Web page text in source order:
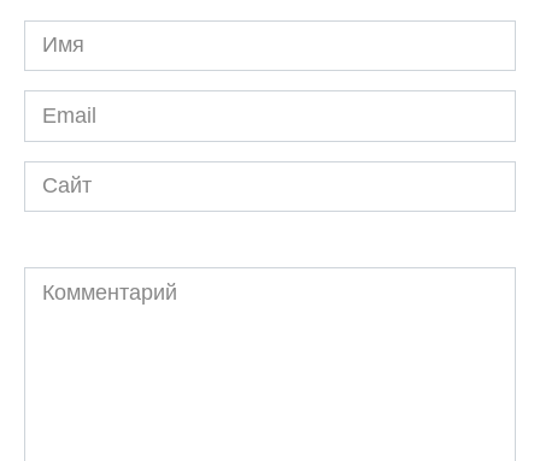
Имя
*
Email
*
Сайт
Комментарий